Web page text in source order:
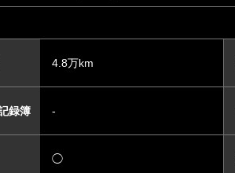
4.8万km
録簿 -
◯